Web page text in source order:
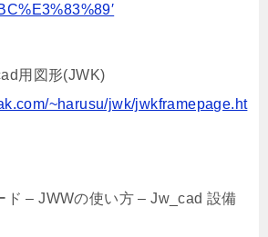
用図形(JWK)
~harusu/jwk/jwkframepage.ht
ド – JWWの使い方 – Jw_cad 設備